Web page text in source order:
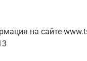
на сайте